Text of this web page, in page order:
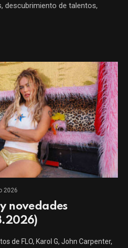
descubrimiento de talentos,
2026
novedades
de FLO, Karol G, John Carpenter,